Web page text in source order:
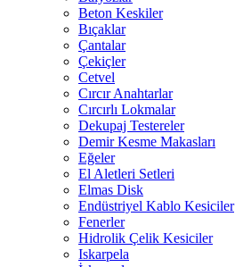
Beton Keskiler
Bıçaklar
Çantalar
Çekiçler
Cetvel
Cırcır Anahtarlar
Cırcırlı Lokmalar
Dekupaj Testereler
Demir Kesme Makasları
Eğeler
El Aletleri Setleri
Elmas Disk
Endüstriyel Kablo Kesiciler
Fenerler
Hidrolik Çelik Kesiciler
Iskarpela